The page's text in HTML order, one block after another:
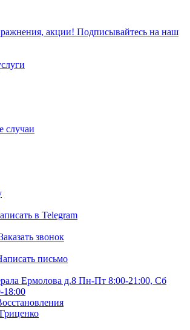
акции! Подписывайтесь на наш
случаи
в Telegram
звонок
письмо
Ермолова д.8 Пн-Пт 8:00-21:00, Сб
18:00